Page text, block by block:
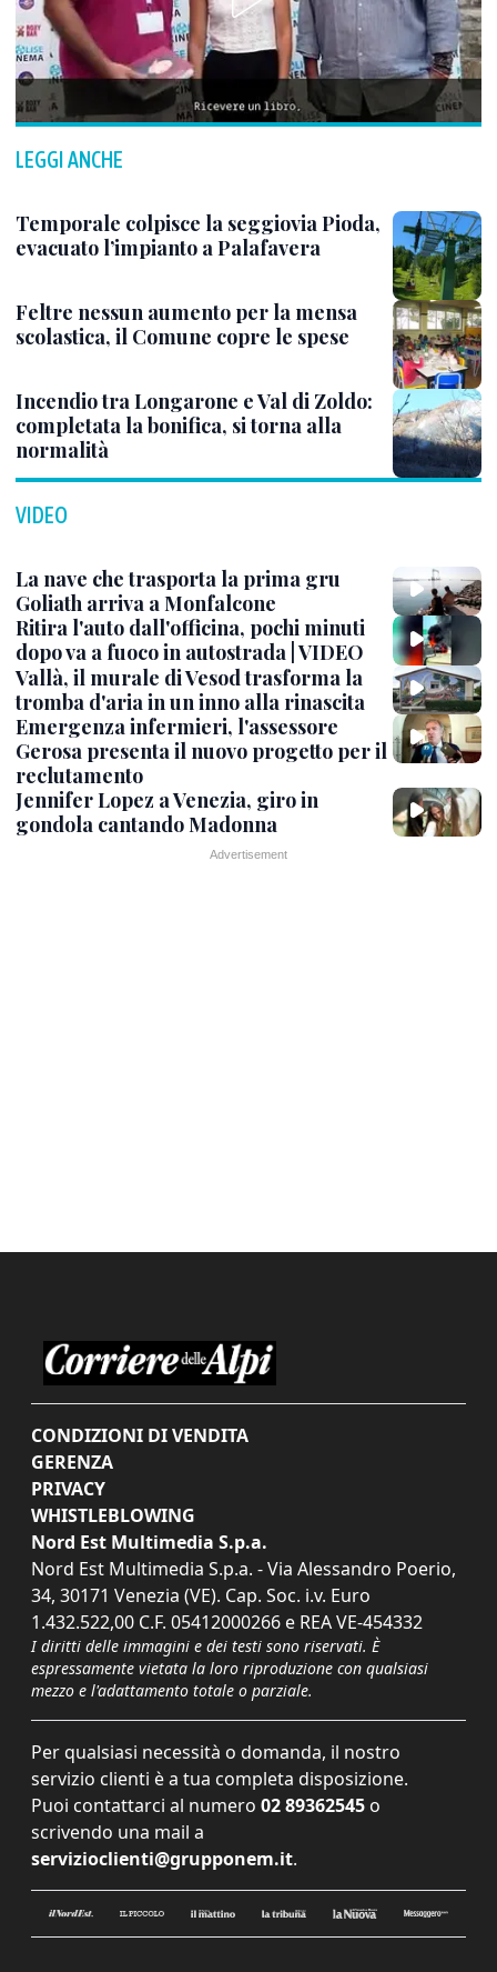
LEGGI ANCHE
Temporale colpisce la seggiovia Pioda,
evacuato l’impianto a Palafavera
Feltre nessun aumento per la mensa
scolastica, il Comune copre le spese
Incendio tra Longarone e Val di Zoldo:
completata la bonifica, si torna alla
normalità
VIDEO
La nave che trasporta la prima gru
Goliath arriva a Monfalcone
Ritira l'auto dall'officina, pochi minuti
dopo va a fuoco in autostrada | VIDEO
Vallà, il murale di Vesod trasforma la
tromba d'aria in un inno alla rinascita
Emergenza infermieri, l'assessore
Gerosa presenta il nuovo progetto per il
reclutamento
Jennifer Lopez a Venezia, giro in
gondola cantando Madonna
CONDIZIONI DI VENDITA
GERENZA
PRIVACY
WHISTLEBLOWING
Nord Est Multimedia S.p.a.
Nord Est Multimedia S.p.a. - Via Alessandro Poerio,
34, 30171 Venezia (VE). Cap. Soc. i.v. Euro
1.432.522,00 C.F. 05412000266 e REA VE-454332
I diritti delle immagini e dei testi sono riservati. È
espressamente vietata la loro riproduzione con qualsiasi
mezzo e l'adattamento totale o parziale.
Per qualsiasi necessità o domanda, il nostro
servizio clienti è a tua completa disposizione.
Puoi contattarci al numero 02 89362545 o
scrivendo una mail a
servizioclienti@grupponem.it.